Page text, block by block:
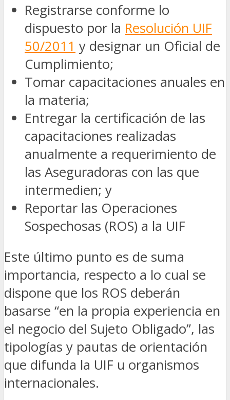
Registrarse conforme lo
dispuesto por la Resolución UIF
50/2011 y designar un Oficial de
Cumplimiento;
Tomar capacitaciones anuales en
la materia;
Entregar la certificación de las
capacitaciones realizadas
anualmente a requerimiento de
las Aseguradoras con las que
intermedien; y
Reportar las Operaciones
Sospechosas (ROS) a la UIF
Este último punto es de suma
importancia, respecto a lo cual se
dispone que los ROS deberán
basarse “en la propia experiencia en
el negocio del Sujeto Obligado”, las
tipologías y pautas de orientación
que difunda la UIF u organismos
internacionales.